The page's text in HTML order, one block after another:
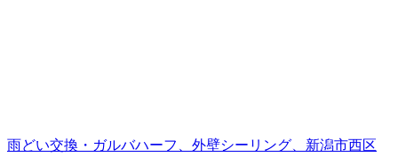
雨どい交換・ガルバハーフ、外壁シーリング、新潟市西区